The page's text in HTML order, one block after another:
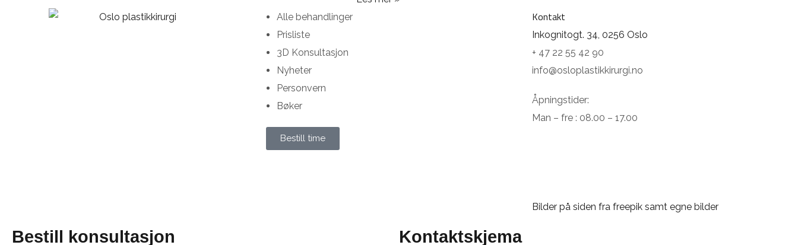
Alle behandlinger
Prisliste
3D Konsultasjon
Nyheter
Personvern
Bøker
Bestill time
Kontakt
Inkognitogt. 34, 0256 Oslo
+ 47 22 55 42 90
info@osloplastikkirurgi.no
Åpningstider:
Man – fre : 08.00 – 17.00
Bilder på siden fra freepik samt egne bilder
Bestill konsultasjon Kontaktskjema